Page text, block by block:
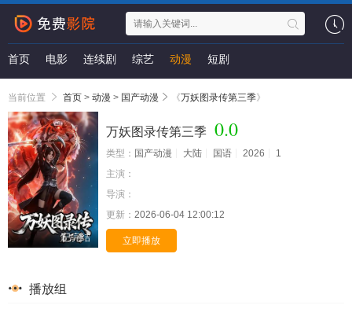
首页 电影 连续剧 综艺 动漫 短剧
当前位置 首页 > 动漫 > 国产动漫 《万妖图录传第三季》
已完结
万妖图录传第三季 0.0
类型： 国产动漫 大陆 国语 2026
1
主演：
导演：
更新： 2026-06-04 12:00:12
立即播放
播放组